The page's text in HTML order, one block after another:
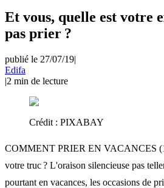
Et vous, quelle est votre
pas prier ?
publié le 27/07/19|
Edifa
|2 min de lecture
Crédit : PIXABAY
COMMENT PRIER EN VACANCES
votre truc ? L'oraison silencieuse pas
pourtant en vacances, les occasions de